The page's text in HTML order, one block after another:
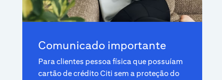
Comunicado importante
Para clientes pessoa física que possuíam
cartão de crédito Citi sem a proteção do